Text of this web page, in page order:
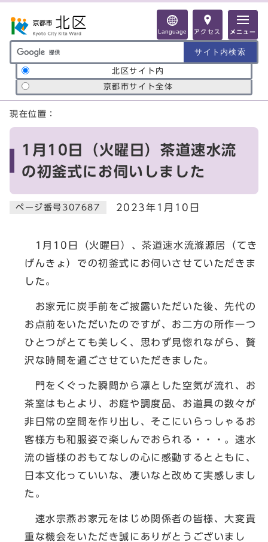
Language アクセス メニュー
サイト内検索の範囲
北区サイト内
京都市サイト全体
ここから本文です
現在位置：
1月10日（火曜日）茶道速水流
の初釜式にお伺いしました
ページ番号307687 2023年1月10日
1月10日（火曜日）、茶道速水流滌源居（てき
げんきょ）での初釜式にお伺いさせていただきま
した。
お家元に炭手前をご披露いただいた後、先代の
お点前をいただいたのですが、お二方の所作一つ
ひとつがとても美しく、思わず見惚れながら、贅
沢な時間を過ごさせていただきました。
門をくぐった瞬間から凛とした空気が流れ、お
茶室はもとより、お庭や調度品、お道具の数々が
非日常の空間を作り出し、そこにいらっしゃるお
客様方も和服姿で楽しんでおられる・・・。速水
流の皆様のおもてなしの心に感動するとともに、
日本文化っていいな、凄いなと改めて実感しまし
た。
速水宗燕お家元をはじめ関係者の皆様、大変貴
重な機会をいただき誠にありがとうございまし